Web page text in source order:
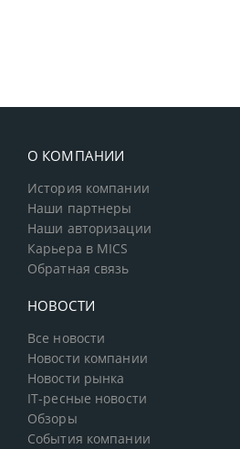
О КОМПАНИИ
История компании
Наши партнеры
Наши авторизации
Карьера в MICS
Обратная связь
НОВОСТИ
Все новости
Новости компании
Новости рынка
IT-ресные новости
Обзоры
События компании